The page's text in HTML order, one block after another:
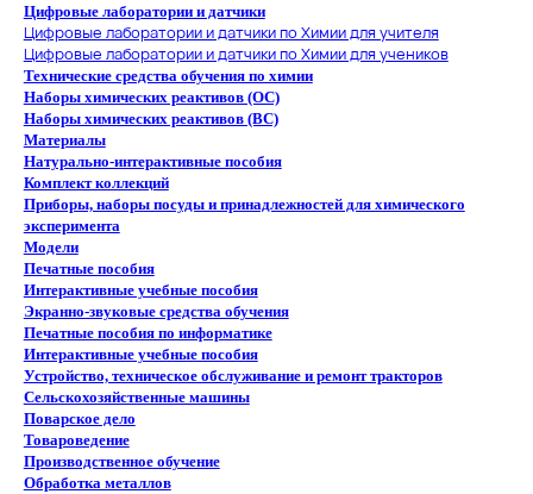
Цифровые лаборатории и датчики
Цифровые лаборатории и датчики по Химии для учителя
Цифровые лаборатории и датчики по Химии для учеников
Технические средства обучения по химии
Наборы химических реактивов (ОС)
Наборы химических реактивов (ВС)
Материалы
Натурально-интерактивные пособия
Комплект коллекций
Приборы, наборы посуды и принадлежностей для химического
эксперимента
Модели
Печатные пособия
Интерактивные учебные пособия
Экранно-звуковые средства обучения
Печатные пособия по информатике
Интерактивные учебные пособия
Устройство, техническое обслуживание и ремонт тракторов
Сельскохозяйственные машины
Поварское дело
Товароведение
Производственное обучение
Обработка металлов